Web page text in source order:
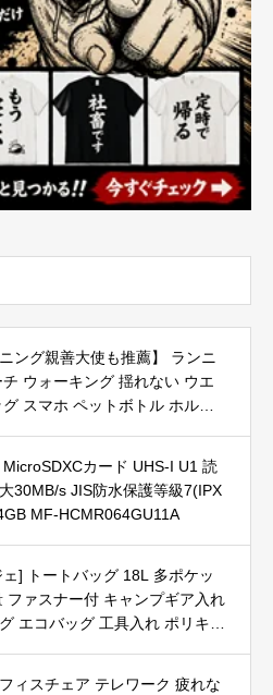
ニング親善大使も推薦】 ランニ
チ ウォーキング 揺れない ウエ
スマホ ペットボトル ホルダ
カード UHS-I U1 読
30MB/s JIS防水保護等級7(IPX
MF-HCMR064GU11A
] トートバッグ 18L 多ポケッ
ファスナー付 キャンプギア入れ
エコバッグ 工具入れ ポリキャ
ィスチェア テレワーク 疲れな